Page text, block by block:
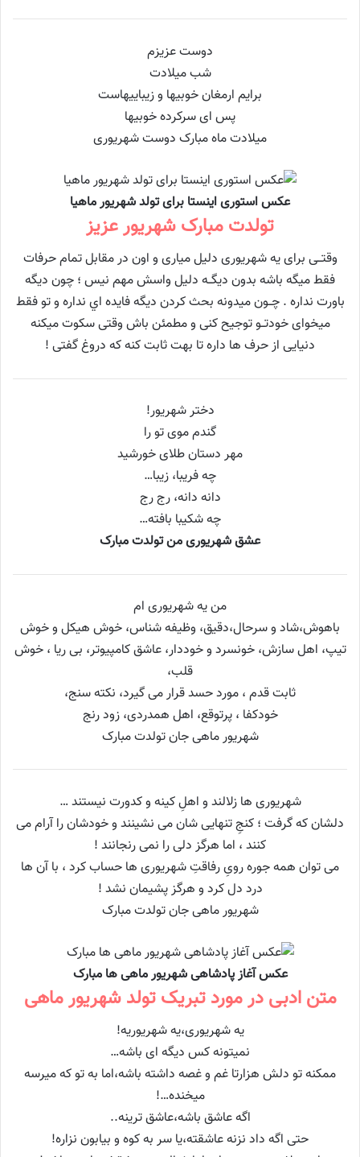
دوست عزیزم
شب میلادت
برایم ارمغان خوبیها و زیباییهاست
پس ای سرکرده خوبیها
میلادت ماه مبارک دوست شهریوری
عکس استوری اینستا برای تولد شهریور ماهیا
تولدت مبارک شهریور عزیز
وقتــی برای یه شهریوری دلیل میاری و اون در مقابل تمام حرفات
فقط میگه باشه بدون دیگــه دلیل واسش مهم نیس ؛ چون دیگه
باورت نداره . چــون میدونه بحث کردن دیگه فایده اي نداره و تو فقط
میخوای خودتــو توجیح کنی و مطمئن باش وقتی سکوت میکنه
دنیایی از حرف ها داره تا بهت ثابت کنه که دروغ گفتی !
دختر شهریور!
گندم موی تو را
مهر دستان طلای خورشید
چه فریبا، زیبا…
دانه دانه، رج رج
چه شکیبا بافته…
عشق شهریوری من تولدت مبارک
من یه شهریوری ام
باهوش،شاد و سرحال،دقیق، وظیفه شناس، خوش هیکل و خوش
تیپ، اهل سازش، خونسرد و خوددار، عاشق کامپیوتر، بی ریا ، خوش
قلب،
ثابت قدم ، مورد حسد قرار می گیرد، نکته سنج،
خودکفا ، پرتوقع، اهل همدردی، زود رنج
شهریور ماهی جان تولدت مبارک
شهریوری ها زلالند و اهلِ کینه و کدورت نیستند …
دلشان که گرفت ؛ کنجِ تنهایی شان می نشینند و خودشان را آرام می
کنند ، اما هرگز دلی را نمی رنجانند !
می توان همه جوره رویِ رفاقتِ شهریوری ها حساب کرد ، با آن ها
درد دل کرد و هرگز پشیمان نشد !
شهریور ماهی جان تولدت مبارک
عکس آغاز پادشاهی شهریور ماهی ها مبارک
متن ادبی در مورد تبریک تولد شهریور ماهی
یه شهریوری،یه شهریوریه!
نمیتونه کس دیگه ای باشه…
ممکنه تو دلش هزارتا غم و غصه داشته باشه،اما به تو که میرسه
میخنده…!
اگه عاشق باشه،عاشق ترینه..
حتی اگه داد نزنه عاشقته،یا سر به کوه و بیابون نزاره!